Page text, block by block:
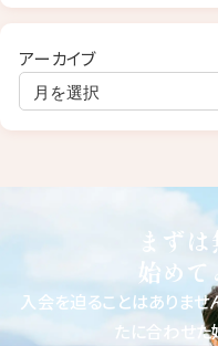
アーカイブ
まず
始め
入会を迫ることはありませ
たに合わせた